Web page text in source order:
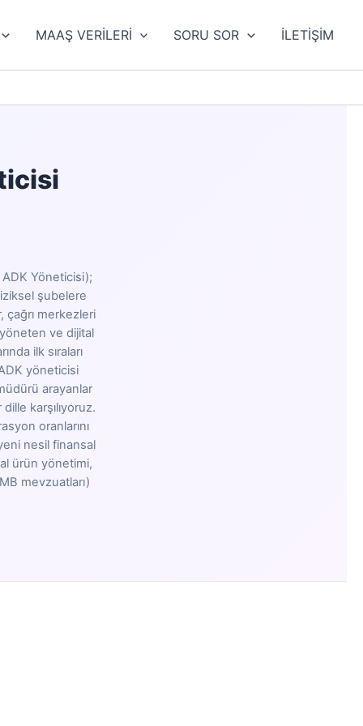
MAAŞ VERİLERİ SORU SOR İLETİŞİM
Yöneticisi);
şubelere
çağrı merkezleri
ve dijital
ilk sıraları
yöneticisi
arayanlar
karşılıyoruz.
oranlarını
nesil finansal
ürün yönetimi,
mevzuatları)